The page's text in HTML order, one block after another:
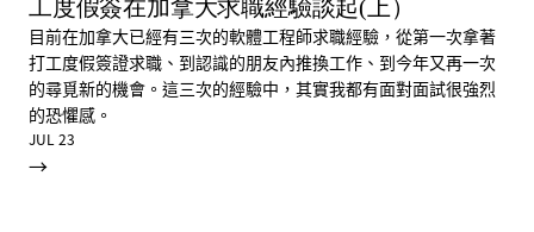
工度假簽在加拿大求職經驗談起(上）
目前在加拿大已經有三次的軟體工程師求職經驗，從第一次拿著
打工度假簽證求職、到認識的朋友內推換工作、到今年又再一次
的尋覓新的機會。這三次的經驗中，其實我都有面對面試很強烈
的恐懼感。
JUL 23
→